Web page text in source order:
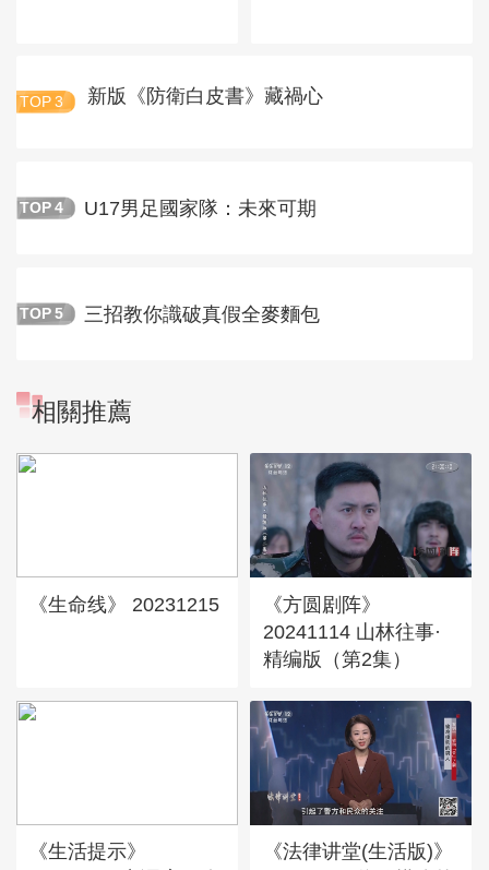
TOP 3 新版《防衛白皮書》藏禍心
TOP 4 U17男足國家隊：未來可期
TOP 5 三招教你識破真假全麥麵包
相關推薦
《生命线》 20231215
《方圆剧阵》
20241114 山林往事·
精编版（第2集）
《生活提示》
《法律讲堂(生活版)》